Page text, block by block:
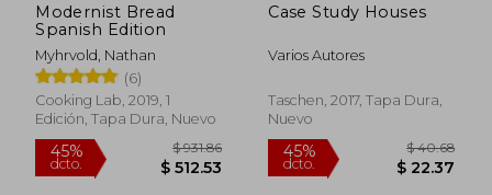
Modernist Bread
Spanish Edition
Myhrvold, Nathan
(6)
Cooking Lab, 2019, 1
Edición, Tapa Dura, Nuevo
Case Study Houses
Varios Autores
Taschen, 2017, Tapa Dura,
Nuevo